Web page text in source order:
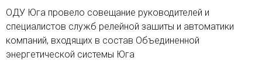
ОДУ Юга провело совещание руководителей и
специалистов служб релейной зашиты и автоматики
компаний, входящих в состав Объединенной
энергетической системы Юга